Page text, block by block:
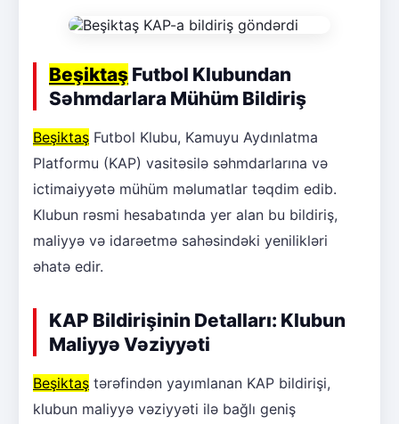
Beşiktaş Futbol Klubundan
Səhmdarlara Mühüm Bildiriş
Beşiktaş Futbol Klubu, Kamuyu Aydınlatma
Platformu (KAP) vasitəsilə səhmdarlarına və
ictimaiyyətə mühüm məlumatlar təqdim edib.
Klubun rəsmi hesabatında yer alan bu bildiriş,
maliyyə və idarəetmə sahəsindəki yenilikləri
əhatə edir.
KAP Bildirişinin Detalları: Klubun
Maliyyə Vəziyyəti
Beşiktaş tərəfindən yayımlanan KAP bildirişi,
klubun maliyyə vəziyyəti ilə bağlı geniş